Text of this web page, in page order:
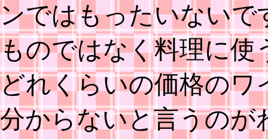
ンではもったいないで
ものではなく料理に使
どれくらいの価格のワ
分からないと言うのが